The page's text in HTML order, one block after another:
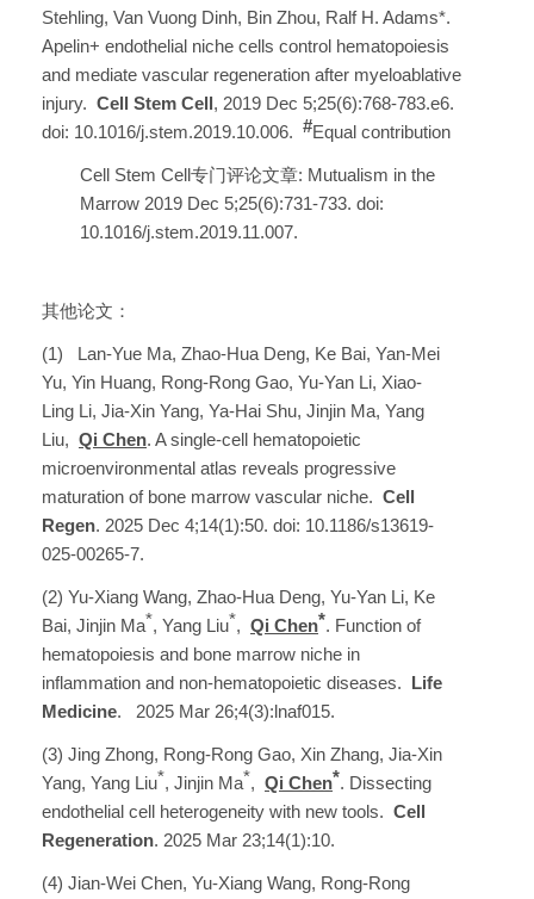
Stehling, Van Vuong Dinh, Bin Zhou, Ralf H. Adams*.
Apelin+ endothelial niche cells control hematopoiesis
and mediate vascular regeneration after myeloablative
injury. Cell Stem Cell, 2019 Dec 5;25(6):768-783.e6.
doi: 10.1016/j.stem.2019.10.006. #Equal contribution
Cell Stem Cell专门评论文章: Mutualism in the
Marrow 2019 Dec 5;25(6):731-733. doi:
10.1016/j.stem.2019.11.007.
其他论文：
(1) Lan-Yue Ma, Zhao-Hua Deng, Ke Bai, Yan-Mei
Yu, Yin Huang, Rong-Rong Gao, Yu-Yan Li, Xiao-
Ling Li, Jia-Xin Yang, Ya-Hai Shu, Jinjin Ma, Yang
Liu, Qi Chen. A single-cell hematopoietic
microenvironmental atlas reveals progressive
maturation of bone marrow vascular niche. Cell
Regen. 2025 Dec 4;14(1):50. doi: 10.1186/s13619-
025-00265-7.
(2) Yu-Xiang Wang, Zhao-Hua Deng, Yu-Yan Li, Ke
Bai, Jinjin Ma*, Yang Liu*, Qi Chen*. Function of
hematopoiesis and bone marrow niche in
inflammation and non-hematopoietic diseases. Life
Medicine. 2025 Mar 26;4(3):lnaf015.
(3) Jing Zhong, Rong-Rong Gao, Xin Zhang, Jia-Xin
Yang, Yang Liu*, Jinjin Ma*, Qi Chen*. Dissecting
endothelial cell heterogeneity with new tools. Cell
Regeneration. 2025 Mar 23;14(1):10.
(4) Jian-Wei Chen, Yu-Xiang Wang, Rong-Rong